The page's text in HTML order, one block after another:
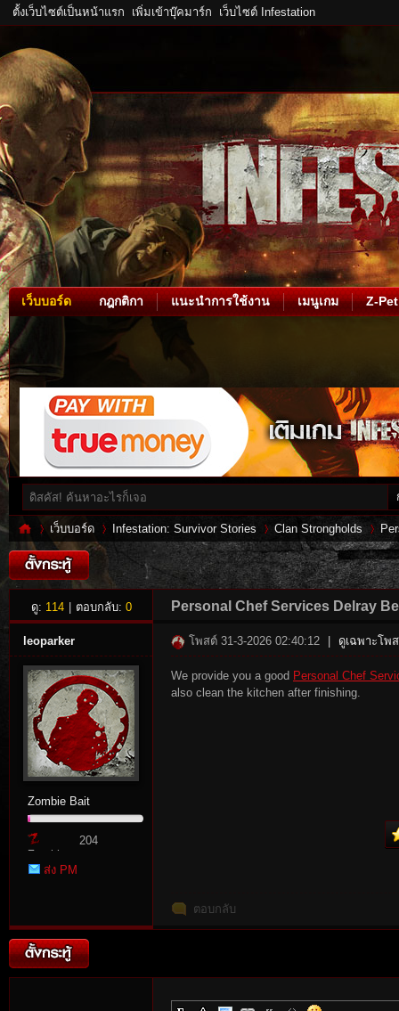
ตั้งเว็บไซต์เป็นหน้าแรก เพิ่มเข้าบุ๊คมาร์ก เว็บไซต์ Infestation
เว็บบอร์ด กฎกติกา แนะนำการใช้งาน เมนูเกม Z-Pet
es
tat
»
เว็บบอร์ด
›
Infestation: Survivor Stories
›
Clan Strongholds
›
ดู: 114 ตอบกลับ: 0 Personal Chef Services Delray
leoparker
Zombie Bait
Zombie
Point
204
ส่ง PM
โพสต์ 31-3-2026 02:40:12 ดูเฉพาะโพ
We provide you a good Personal Chef
also clean the kitchen after finishing.
ตอบกลับ